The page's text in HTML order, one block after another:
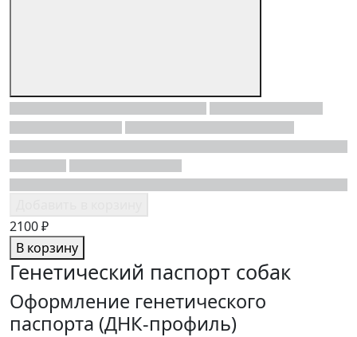
2100 ₽
В корзину
Генетический паспорт собак
Оформление генетического
паспорта (ДНК-профиль)